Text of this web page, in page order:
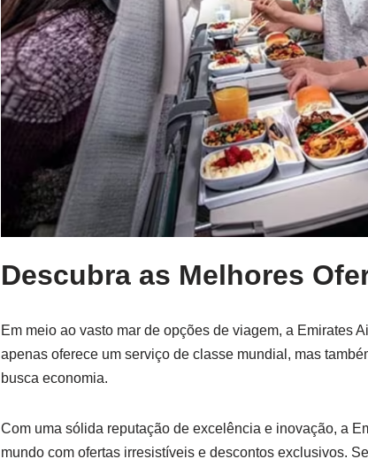
Descubra as Melhores
Em meio ao vasto mar de opções de viagem, a Emirates
apenas oferece um serviço de classe mundial, mas
busca economia.
Com uma sólida reputação de excelência e inovação, a
mundo com ofertas irresistíveis e descontos exclusivos.